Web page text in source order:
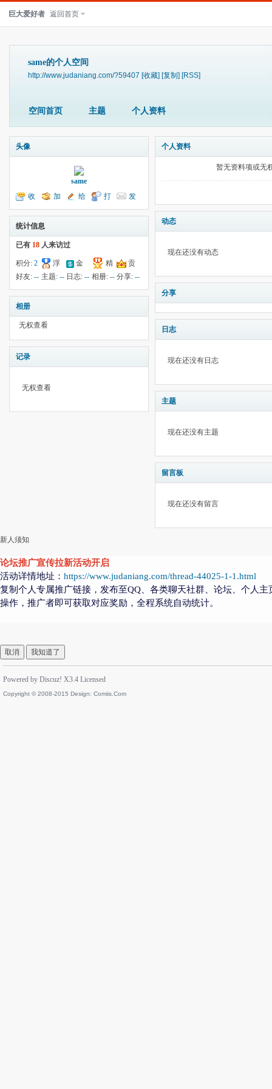
巨大爱好者 返回首页
same的个人空间
http://www.judaniang.com/?59407 [收藏] [复制] [RSS]
空间首页 主题 个人资料
头像
same
收
听TA
加
为好友
给
我留言
打
个招呼
发
送消息
统计信息
已有 18 人来访过
积分: 2
浮
云:357
金
钱:-11
精
华:--
贡
献:--
好友: -- 主题: -- 日志:-- 相册: -- 分享:--
相册
无权查看
记录
无权查看
个人资料
暂无资料项或无
动态
现在还没有动态
分享
日志
现在还没有日志
主题
现在还没有主题
留言板
现在还没有留言
新人须知
论坛推广宣传拉新活动开启
活动详情地址： https://www.judaniang.com/thread-44025-1-1.html
复制个人专属推广链接，发布至QQ、各类聊天社群、论坛、个人
操作，推广者即可获取对应奖励，全程系统自动统计。
取消 我知道了
Powered by Discuz! X3.4 Licensed
Copyright © 2008-2015 Design: Comiis.Com